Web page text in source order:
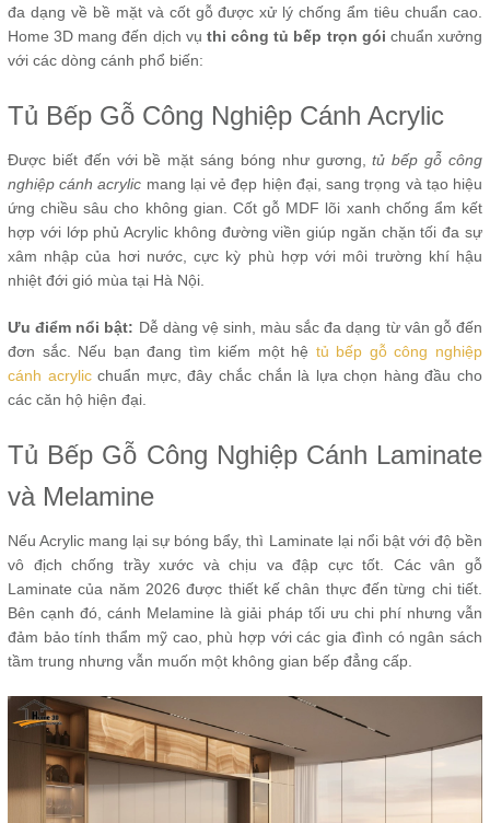
đa dạng về bề mặt và cốt gỗ được xử lý chống ẩm tiêu chuẩn cao.
Home 3D mang đến dịch vụ thi công tủ bếp trọn gói chuẩn xưởng
với các dòng cánh phổ biến:
Tủ Bếp Gỗ Công Nghiệp Cánh Acrylic
Được biết đến với bề mặt sáng bóng như gương,tủ bếp gỗ công
nghiệp cánh acrylic mang lại vẻ đẹp hiện đại, sang trọng và tạo hiệu
ứng chiều sâu cho không gian. Cốt gỗ MDF lõi xanh chống ẩm kết
hợp với lớp phủ Acrylic không đường viền giúp ngăn chặn tối đa sự
xâm nhập của hơi nước, cực kỳ phù hợp với môi trường khí hậu
nhiệt đới gió mùa tại Hà Nội.
Ưu điểm nổi bật: Dễ dàng vệ sinh, màu sắc đa dạng từ vân gỗ đến
đơn sắc. Nếu bạn đang tìm kiếm một hệ tủ bếp gỗ công nghiệp
cánh acrylicchuẩn mực, đây chắc chắn là lựa chọn hàng đầu cho
các căn hộ hiện đại.
Tủ Bếp Gỗ Công Nghiệp Cánh Laminate
và Melamine
Nếu Acrylic mang lại sự bóng bẩy, thì Laminate lại nổi bật với độ bền
vô địch chống trầy xước và chịu va đập cực tốt. Các vân gỗ
Laminate của năm 2026 được thiết kế chân thực đến từng chi tiết.
Bên cạnh đó, cánh Melamine là giải pháp tối ưu chi phí nhưng vẫn
đảm bảo tính thẩm mỹ cao, phù hợp với các gia đình có ngân sách
tầm trung nhưng vẫn muốn một không gian bếp đẳng cấp.